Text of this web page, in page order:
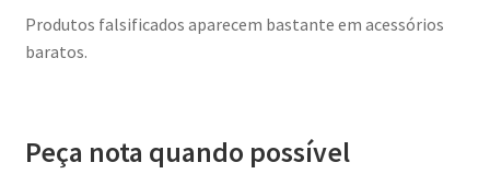
Produtos falsificados aparecem bastante em acessórios
baratos.
Peça nota quando possível